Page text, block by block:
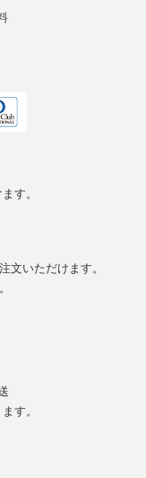
す。
文いただけます。
す。